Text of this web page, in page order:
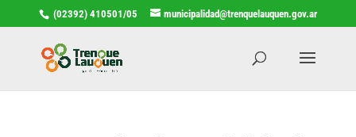
(02392) 410501/05 municipalidad@trenquelauquen.gov.ar